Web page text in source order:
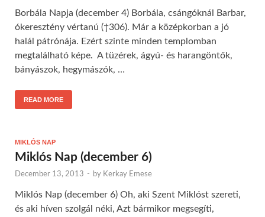
Borbála Napja (december 4) Borbála, csángóknál Barbar,
ókeresztény vértanú (†306). Már a középkorban a jó
halál pátrónája. Ezért szinte minden templomban
megtalálható képe. A tüzérek, ágyú- és harangöntők,
bányászok, hegymászók, …
READ MORE
MIKLÓS NAP
Miklós Nap (december 6)
December 13, 2013 - by Kerkay Emese
Miklós Nap (december 6) Oh, aki Szent Miklóst szereti,
és aki híven szolgál néki, Azt bármikor megsegíti,